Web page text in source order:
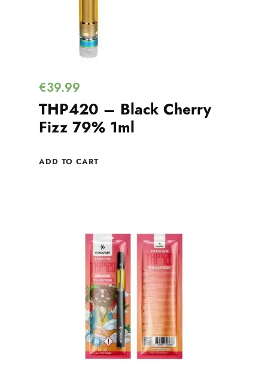
€39.99
THP420 – Black Cherry
Fizz 79% 1ml
ADD TO CART